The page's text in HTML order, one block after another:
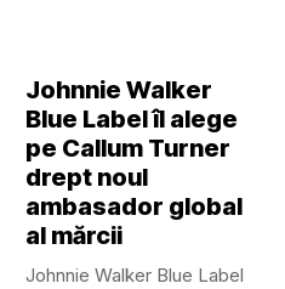
Johnnie Walker
Blue Label îl alege
pe Callum Turner
drept noul
ambasador global
al mărcii
Johnnie Walker Blue Label